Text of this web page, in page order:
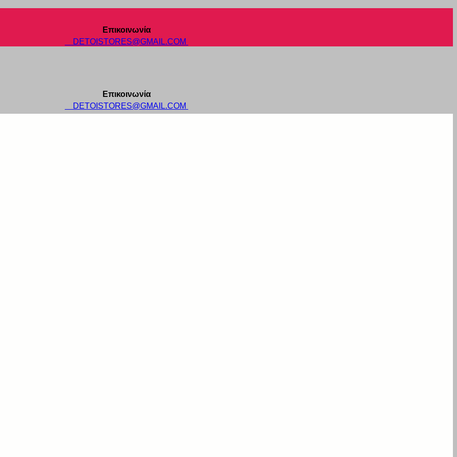
Επικοινωνία
DETOISTORES@GMAIL.COM
Επικοινωνία
DETOISTORES@GMAIL.COM